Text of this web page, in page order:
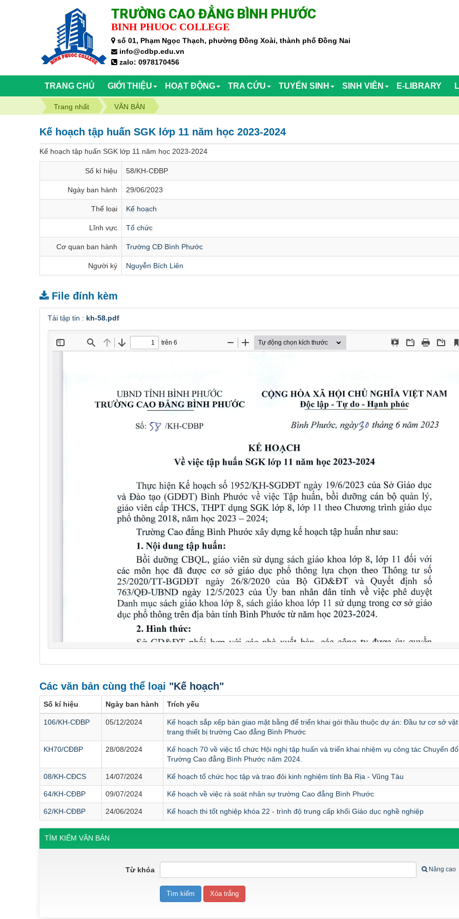
TRƯỜNG CAO ĐẲNG BÌNH PHƯỚC
BINH PHUOC COLLEGE
số 01, Phạm Ngọc Thạch, phường Đồng Xoài, thành phố Đồng Nai
info@cdbp.edu.vn
zalo: 0978170456
TRANG CHỦ GIỚI THIỆU HOẠT ĐỘNG TRA CỨU TUYỂN SINH SINH VIÊN E-LIBRARY
Trang nhất VĂN BẢN
Kế hoạch tập huấn SGK lớp 11 năm học 2023-2024
Kế hoạch tập huấn SGK lớp 11 năm học 2023-2024
Số kí hiệu 58/KH-CĐBP
Ngày ban hành 29/06/2023
Thể loại Kế hoạch
Lĩnh vực Tổ chức
Cơ quan ban hành Trường CĐ Bình Phước
Người ký Nguyễn Bích Liên
File đính kèm
Tải tập tin : kh-58.pdf
Các văn bản cùng thể loại "Kế hoạch"
Số kí hiệu Ngày ban hành Trích yếu
106/KH-CĐBP 05/12/2024
Kế hoạch sắp xếp bàn giao mặt bằng để triển khai gói thầu thuộc dự án: Đầu tư cơ sở vật
trang thiết bị trường Cao đẳng Bình Phước
KH70/CĐBP 28/08/2024
Kế hoạch 70 về việc tổ chức Hội nghị tập huấn và triển khai nhiệm vụ công tác Chuyển
Trường Cao đẳng Bình Phước năm 2024.
08/KH-CĐCS 14/07/2024 Kế hoạch tổ chức học tập và trao đỏi kinh nghiệm tỉnh Bà Rịa - Vũng Tàu
64/KH-CĐBP 09/07/2024 Kế hoạch về việc rà soát nhân sự trường Cao đẳng Bình Phước
62/KH-CĐBP 24/06/2024 Kế hoạch thi tốt nghiệp khóa 22 - trình độ trung cấp khối Giáo dục nghề nghiệp
TÌM KIẾM VĂN BẢN
Từ khóa Nâng cao